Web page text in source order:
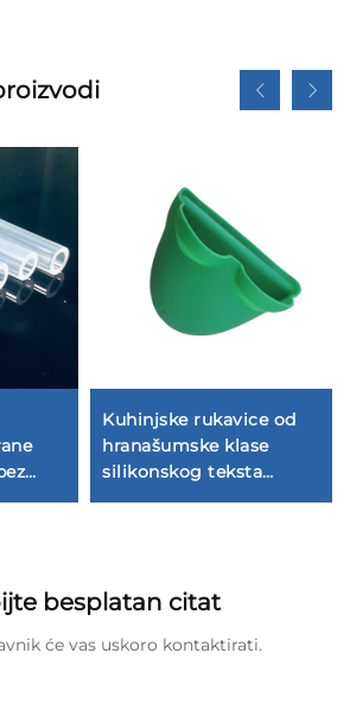
Kuhinjske rukavice od
hranašumske klase
silikonskog teksta
otpornog na toplinu za
besplatan citat
će vas uskoro kontaktirati.